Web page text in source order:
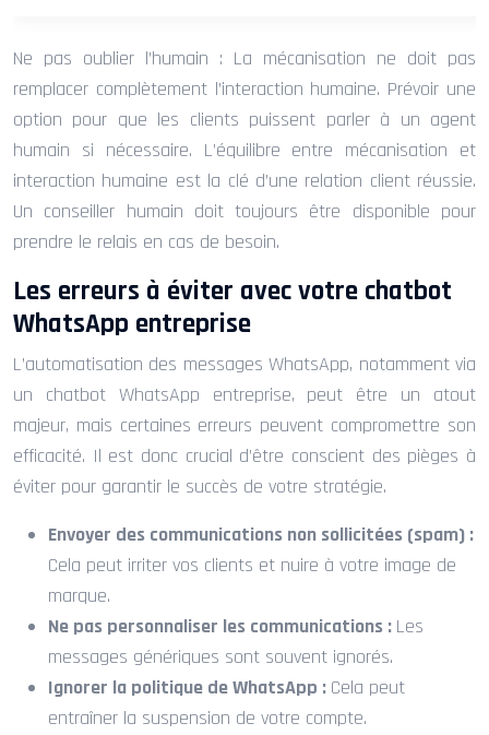
Ne pas oublier l’humain : La mécanisation ne doit pas
remplacer complètement l’interaction humaine. Prévoir une
option pour que les clients puissent parler à un agent
humain si nécessaire. L’équilibre entre mécanisation et
interaction humaine est la clé d’une relation client réussie.
Un conseiller humain doit toujours être disponible pour
prendre le relais en cas de besoin.
Les erreurs à éviter avec votre chatbot
WhatsApp entreprise
L’automatisation des messages WhatsApp, notamment via
un chatbot WhatsApp entreprise, peut être un atout
majeur, mais certaines erreurs peuvent compromettre son
efficacité. Il est donc crucial d’être conscient des pièges à
éviter pour garantir le succès de votre stratégie.
Envoyer des communications non sollicitées (spam) :
Cela peut irriter vos clients et nuire à votre image de
marque.
Ne pas personnaliser les communications : Les
messages génériques sont souvent ignorés.
Ignorer la politique de WhatsApp : Cela peut
entraîner la suspension de votre compte.